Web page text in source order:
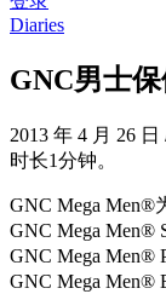
Diaries
GNC男士
2013 年 4 月 26 日
时长1分钟。
GNC Mega Men®
GNC Mega Men®
GNC Mega Men®
GNC Mega Men®